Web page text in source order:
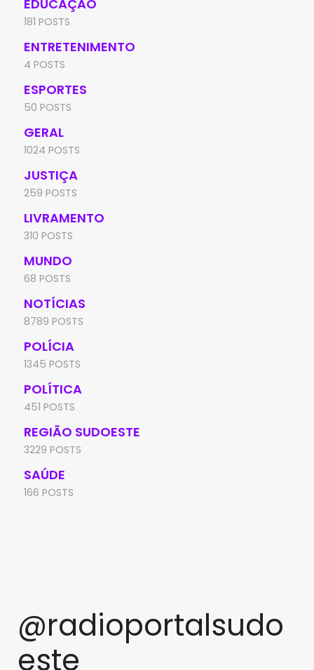
EDUCAÇÃO
181 POSTS
ENTRETENIMENTO
4 POSTS
ESPORTES
50 POSTS
GERAL
1024 POSTS
JUSTIÇA
259 POSTS
LIVRAMENTO
310 POSTS
MUNDO
68 POSTS
NOTÍCIAS
8789 POSTS
POLÍCIA
1345 POSTS
POLÍTICA
451 POSTS
REGIÃO SUDOESTE
3229 POSTS
SAÚDE
166 POSTS
@radioportalsudo
este